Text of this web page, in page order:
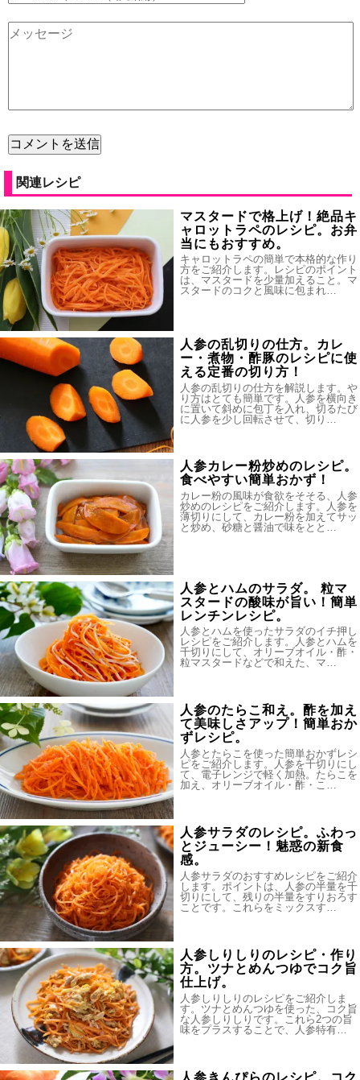
関連レシピ
マスタードで格上げ！絶品キ
ャロットラペのレシピ。お弁
当にもおすすめ。
キャロットラペの簡単で本格的な作り
方をご紹介します。レシピのポイント
は、マスタードを少量加えること。マ
スタードのコクと風味に包まれ…
人参の乱切りの仕方。カレ
ー・煮物・酢豚のレシピに使
える定番の切り方！
人参の乱切りの仕方を解説します。や
り方はとても簡単です。人参を横向き
に置いて斜めに包丁を入れ、切るたび
に人参を少し回転させて、切り…
人参カレー粉炒めのレシピ。
食べやすい簡単おかず！
カレー粉の風味が食欲をそそる、人参
炒めのレシピをご紹介します。人参を
薄切りにして、カレー粉を加えてサッ
と炒め、砂糖と醤油で味をとと…
人参とハムのサラダ。 粒マ
スタードの酸味が旨い！簡単
レンチンレシピ。
人参とハムを使ったサラダのイチ押し
レシピをご紹介します。人参とハムを
千切りにして、オリーブオイル・酢・
粒マスタードなどで和えた、マ…
人参のたらこ和え。酢を加え
て美味しさアップ！簡単おか
ずレシピ。
人参とたらこを使った簡単おかずレシ
ピをご紹介します。人参を千切りにし
て、電子レンジで軽く加熱。たらこを
加え、オリーブオイル・酢・こ…
人参サラダのレシピ。ふわっ
とジューシー！魅惑の新食
感。
人参サラダのおすすめレシピをご紹介
します。ポイントは、人参の半量を千
切りにして、残りの半量をすりおろす
ことです。これらをミックスす…
人参しりしりのレシピ・作り
方。ツナとめんつゆでコク旨
仕上げ。
人参しりしりのレシピをご紹介しま
す。ツナとめんつゆを使った、コク旨
な人参しりしりです。これら2つの旨
味をプラスすることで、人参特有…
人参きんぴらのレシピ。コク